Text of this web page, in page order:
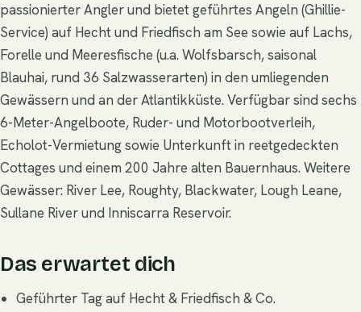
passionierter Angler und bietet geführtes Angeln (Ghillie-
Service) auf Hecht und Friedfisch am See sowie auf Lachs,
Forelle und Meeresfische (u.a. Wolfsbarsch, saisonal
Blauhai, rund 36 Salzwasserarten) in den umliegenden
Gewässern und an der Atlantikküste. Verfügbar sind sechs
6-Meter-Angelboote, Ruder- und Motorbootverleih,
Echolot-Vermietung sowie Unterkunft in reetgedeckten
Cottages und einem 200 Jahre alten Bauernhaus. Weitere
Gewässer: River Lee, Roughty, Blackwater, Lough Leane,
Sullane River und Inniscarra Reservoir.
Das erwartet dich
Geführter Tag auf Hecht & Friedfisch & Co.